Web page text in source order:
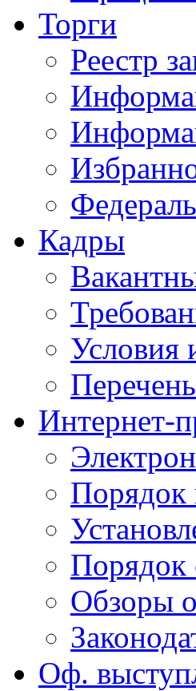
Торги
Реестр
Кадры
Условия
Интернет-
Порядок
Порядок
Обзоры
Оф.